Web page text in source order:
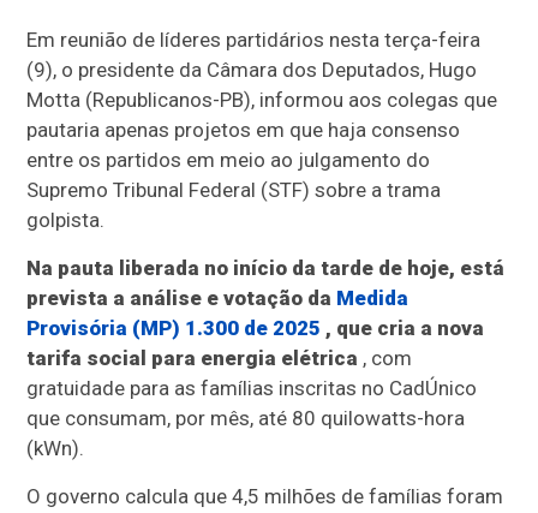
Em reunião de líderes partidários nesta terça-feira
(9), o presidente da Câmara dos Deputados, Hugo
Motta (Republicanos-PB), informou aos colegas que
pautaria apenas projetos em que haja consenso
entre os partidos em meio ao julgamento do
Supremo Tribunal Federal (STF) sobre a trama
golpista.
Na pauta liberada no início da tarde de hoje, está
prevista a análise e votação da Medida
Provisória (MP) 1.300 de 2025 , que cria a nova
tarifa social para energia elétrica , com
gratuidade para as famílias inscritas no CadÚnico
que consumam, por mês, até 80 quilowatts-hora
(kWn).
O governo calcula que 4,5 milhões de famílias foram